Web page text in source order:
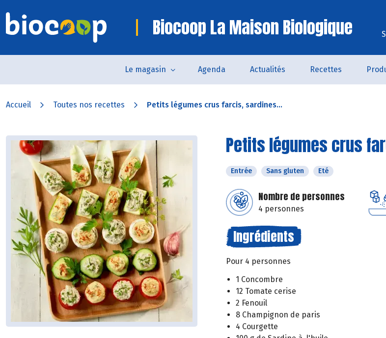
Biocoop La Maison Biologique
Le magasin Agenda Actualités Recettes
Accueil Toutes nos recettes Petits légumes crus farcis, sardines...
Petits légumes crus
Entrée Sans gluten Eté
Nombre de personnes
4 personnes
Ingrédients
Pour 4 personnes
1 Concombre
12 Tomate cerise
2 Fenouil
8 Champignon de paris
4 Courgette